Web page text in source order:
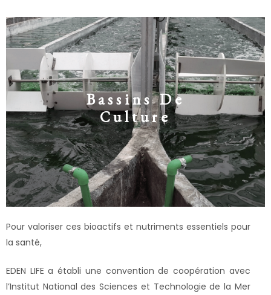
Bassins De
Culture
Pour valoriser ces bioactifs et nutriments essentiels pour
la santé,
EDEN LIFE a établi une convention de coopération avec
l’Institut National des Sciences et Technologie de la Mer